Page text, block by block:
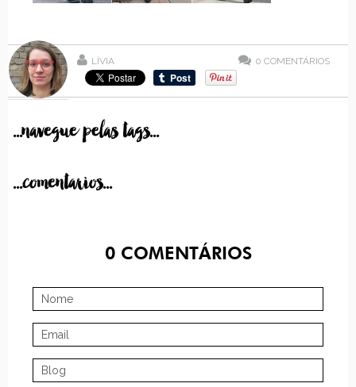
LÍVIA 0 COMENTÁRIOS
...navegue pelas tags...
...comentarios...
0COMENTÁRIOS